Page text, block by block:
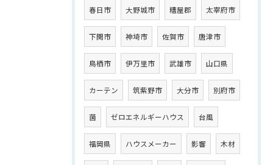
春日市 大野城市 糟屋郡 太宰府市
下関市 神埼市 佐賀市 唐津市
鳥栖市 伊万里市 武雄市 山口県
カーテン 筑紫野市 大分市 別府市
菌 ゼロエネルギーハウス 台風
福岡県 ハウスメーカー 影響 木材